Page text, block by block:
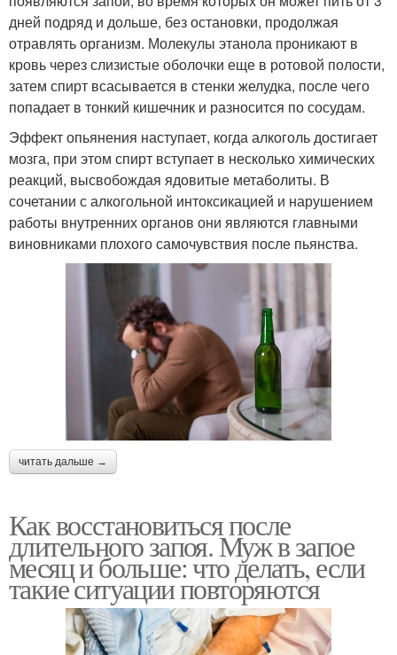
дней подряд и дольше, без остановки, продолжая
отравлять организм. Молекулы этанола проникают в
кровь через слизистые оболочки еще в ротовой полости,
затем спирт всасывается в стенки желудка, после чего
попадает в тонкий кишечник и разносится по сосудам.
Эффект опьянения наступает, когда алкоголь достигает
мозга, при этом спирт вступает в несколько химических
реакций, высвобождая ядовитые метаболиты. В
сочетании с алкогольной интоксикацией и нарушением
работы внутренних органов они являются главными
виновниками плохого самочувствия после пьянства.
читать дальше →
Как восстановиться после
длительного запоя. Муж в запое
месяц и больше: что делать, если
такие ситуации повторяются